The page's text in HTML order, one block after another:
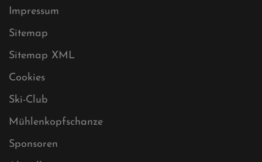
Datenschutz
Impressum
Sitemap